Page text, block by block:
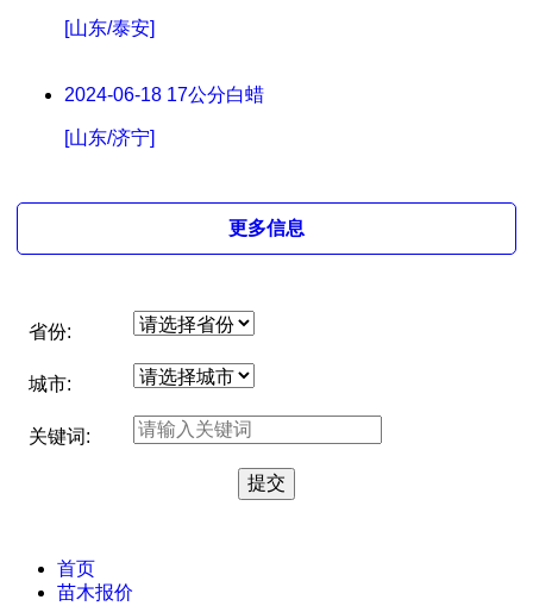
[山东/泰安]
2024-06-18 17公分白蜡
[山东/济宁]
更多信息
省份:
城市:
关键词:
首页
苗木报价